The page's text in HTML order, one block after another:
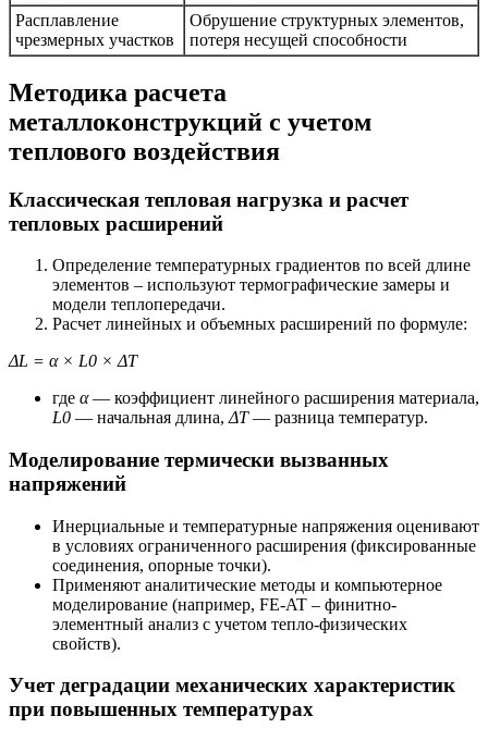
Расплавление
чрезмерных участков
Обрушение структурных элементов,
потеря несущей способности
Методика расчета
металлоконструкций с учетом
теплового воздействия
Классическая тепловая нагрузка и расчет
тепловых расширений
Определение температурных градиентов по всей длине
элементов – используют термографические замеры и
модели теплопередачи.
Расчет линейных и объемных расширений по формуле:
ΔL = α × L0 × ΔT
где α— коэффициент линейного расширения материала,
L0 — начальная длина, ΔT— разница температур.
Моделирование термически вызванных
напряжений
Инерциальные и температурные напряжения оценивают
в условиях ограниченного расширения (фиксированные
соединения, опорные точки).
Применяют аналитические методы и компьютерное
моделирование (например, FE-AT – финитно-
элементный анализ с учетом тепло-физических
свойств).
Учет деградации механических характеристик
при повышенных температурах